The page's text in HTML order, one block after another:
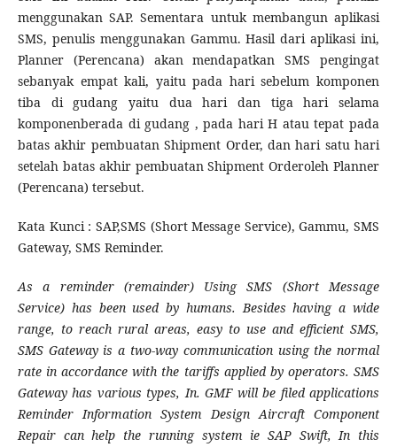
menggunakan SAP. Sementara untuk membangun aplikasi
SMS, penulis menggunakan Gammu. Hasil dari aplikasi ini,
Planner (Perencana) akan mendapatkan SMS pengingat
sebanyak empat kali, yaitu pada hari sebelum komponen
tiba di gudang yaitu dua hari dan tiga hari selama
komponenberada di gudang , pada hari H atau tepat pada
batas akhir pembuatan Shipment Order, dan hari satu hari
setelah batas akhir pembuatan Shipment Orderoleh Planner
(Perencana) tersebut.
Kata Kunci : SAP,SMS (Short Message Service), Gammu, SMS
Gateway, SMS Reminder.
As a reminder (remainder) Using SMS (Short Message
Service) has been used by humans. Besides having a wide
range, to reach rural areas, easy to use and efficient SMS,
SMS Gateway is a two-way communication using the normal
rate in accordance with the tariffs applied by operators. SMS
Gateway has various types, In. GMF will be filed applications
Reminder Information System Design Aircraft Component
Repair can help the running system ie SAP Swift, In this